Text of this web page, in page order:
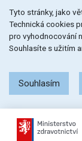
na
menu
na
obsah
na
patičku
stránky
Tyto stránky, jako
Technická cookies
pro vyhodnocování
Souhlasíte s užitím
Souhlasím